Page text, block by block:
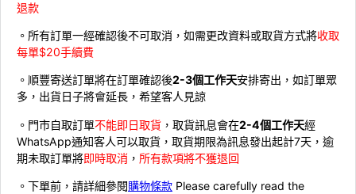
退款
。所有訂單一經確認後不可取消，如需更改資料或取貨方式將收取
每單$20手續費
。順豐寄送訂單將在訂單確認後2-3個工作天安排寄出，如訂單眾
多，出貨日子將會延長，希望客人見諒
。門市自取訂單不能即日取貨 ，取貨訊息會在2-4個工作天經
WhatsApp通知客人可以取貨，取貨期限為訊息發出起計7天，逾
期未取訂單將即時取消 ， 所有款項將不獲退回
。下單前，請詳細參閱購物條款 Please carefully read the